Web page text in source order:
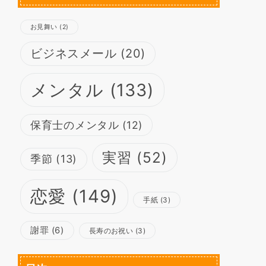
お見舞い (2)
ビジネスメール (20)
メンタル (133)
保育士のメンタル (12)
季節 (13) 実習 (52)
恋愛 (149) 手紙 (3)
謝罪 (6) 長寿のお祝い (3)